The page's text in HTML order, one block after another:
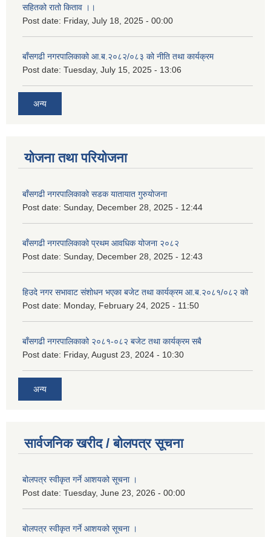
सहितको रातो किताव ।।
Post date: Friday, July 18, 2025 - 00:00
बाँसगढी नगरपालिकाको आ.ब.२०८२/०८३ को नीति तथा कार्यक्रम
Post date: Tuesday, July 15, 2025 - 13:06
अन्य
योजना तथा परियोजना
बाँसगढी नगरपालिकाको सडक यातायात गुरुयोजना
Post date: Sunday, December 28, 2025 - 12:44
बाँसगढी नगरपालिकाको प्रथम आवधिक योजना २०८२
Post date: Sunday, December 28, 2025 - 12:43
हिउदे नगर सभावाट संशोधन भएका बजेट तथा कार्यक्रम आ.ब.२०८१/०८२ को
Post date: Monday, February 24, 2025 - 11:50
बाँसगढी नगरपालिकाको २०८१-०८२ बजेट तथा कार्यक्रम सबै
Post date: Friday, August 23, 2024 - 10:30
अन्य
सार्वजनिक खरीद / बोलपत्र सूचना
बोलपत्र स्वीकृत गर्ने आशयको सूचना ।
Post date: Tuesday, June 23, 2026 - 00:00
बोलपत्र स्वीकृत गर्ने आशयको सूचना ।